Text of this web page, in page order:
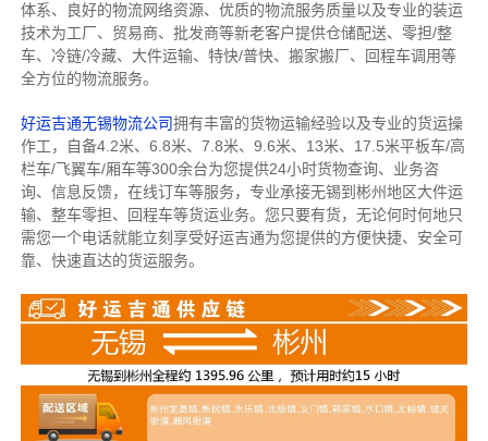
体系、良好的物流网络资源、优质的物流服务质量以及专业的装运
技术为工厂、贸易商、批发商等新老客户提供仓储配送、零担/整
车、冷链/冷藏、大件运输、特快/普快、搬家搬厂、回程车调用等
全方位的物流服务。
好运吉通无锡物流公司拥有丰富的货物运输经验以及专业的货运操
作工，自备4.2米、6.8米、7.8米、9.6米、13米、17.5米平板车/高
栏车/飞翼车/厢车等300余台为您提供24小时货物查询、业务咨
询、信息反馈，在线订车等服务， 专业承接无锡到彬州地区大件运
输、整车零担、回程车等货运业务。 您只要有货，无论何时何地只
需您一个电话就能立刻享受好运吉通为您提供的方便快捷、安全可
靠、快速直达的货运服务。